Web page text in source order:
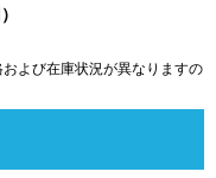
よび在庫状況が異なりますの